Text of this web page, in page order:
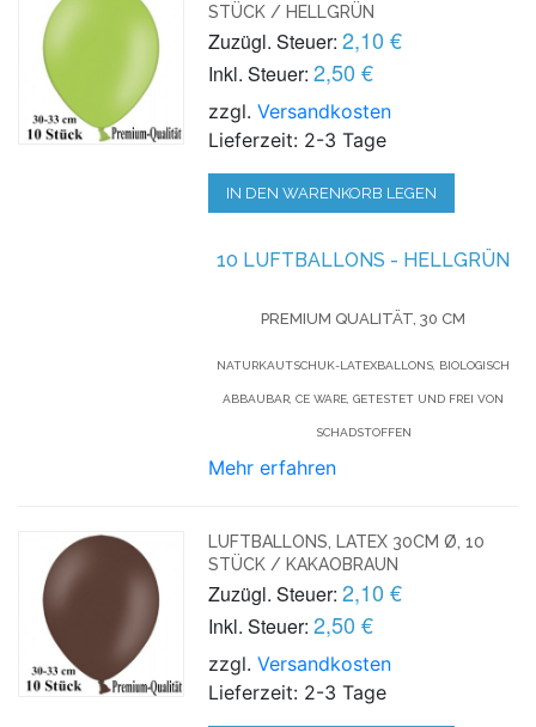
STÜCK / HELLGRÜN
Zuzügl. Steuer: 2,10 €
Inkl. Steuer: 2,50 €
zzgl.Versandkosten
Lieferzeit: 2-3 Tage
IN DEN WARENKORB LEGEN
10 LUFTBALLONS - HELLGRÜN
PREMIUM QUALITÄT, 30 CM
NATURKAUTSCHUK-LATEXBALLONS, BIOLOGISCH
ABBAUBAR, CE WARE, GETESTET UND FREI VON
SCHADSTOFFEN
Mehr erfahren
LUFTBALLONS, LATEX 30CM Ø, 10
STÜCK / KAKAOBRAUN
Zuzügl. Steuer: 2,10 €
Inkl. Steuer: 2,50 €
zzgl.Versandkosten
Lieferzeit: 2-3 Tage